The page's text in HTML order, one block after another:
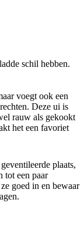
schil hebben.
voegt ook een
Deze ui is
rauw als gekookt
het een favoriet
plaats,
tot een paar
goed in en bewaar